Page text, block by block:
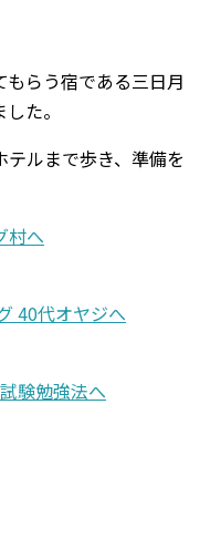
らう宿である三日月
た。
ルまで歩き、準備を